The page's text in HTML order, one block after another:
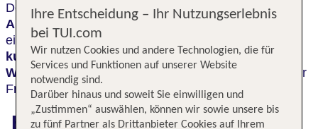
Des Haus verzaubert mit seinemromantischen
Ambiente
. Hier genießt man komfortabel
eingerichtete Gästezimmer und luxuriöse Suiten,
kulinarische Köstlichkeiten, eine große
Wellnessoase und unendlich viele Möglichkeiten der
Freizeitgestaltung.
Highlights
Ihre Entscheidung – Ihr Nutzungserlebnis
bei TUI.com
Wir nutzen Cookies und andere Technologien, die für
Services und Funktionen auf unserer Website
notwendig sind.
Darüber hinaus und soweit Sie einwilligen und
„Zustimmen“ auswählen, können wir sowie unsere bis
zu fünf Partner als Drittanbieter Cookies auf Ihrem